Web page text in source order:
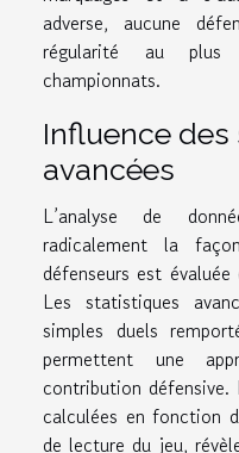
adverse, aucune
régularité au
championnats.
Influence
avancées
L’analyse de
radicalement la
défenseurs est
Les statistiques
simples duels
permettent une
contribution défensive.
calculées en fonction
de lecture du jeu,